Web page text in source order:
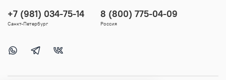
+7 (981) 034-75-14
Санкт-Петербург
8 (800) 775-04-09
Россия